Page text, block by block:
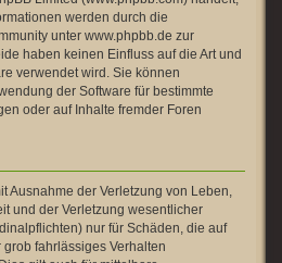
werden durch die
unter www.phpbb.de zur
haben keinen Einfluss auf die Art und
verwendet wird. Sie können
der Software für bestimmte
oder auf Inhalte fremder Foren
Ausnahme der Verletzung von Leben,
und der Verletzung wesentlicher
nur für Schäden, die auf
fahrlässiges Verhalten